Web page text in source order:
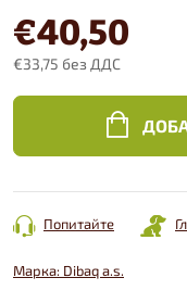
€40,50
€33,75 без ДДС
цена:
Попитайте
Марка: Dibaq a.s.